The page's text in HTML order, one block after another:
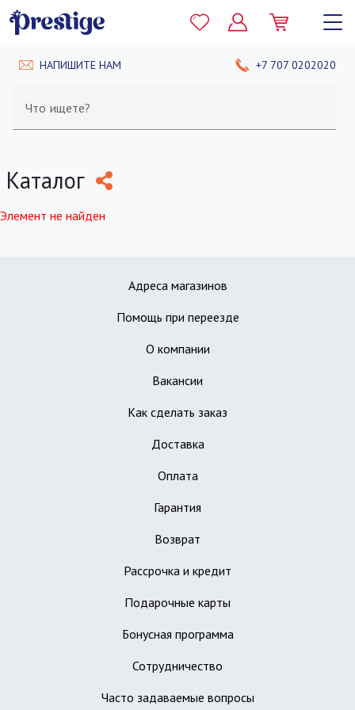
НАПИШИТЕ НАМ +7 707 0202020
Что ищете?
Каталог
Элемент не найден
Адреса магазинов
Помощь при переезде
О компании
Вакансии
Как сделать заказ
Доставка
Оплата
Гарантия
Возврат
Рассрочка и кредит
Подарочные карты
Бонусная программа
Сотрудничество
Часто задаваемые вопросы